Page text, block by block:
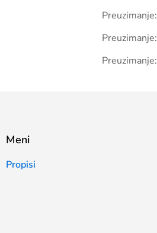
Preuzimanje:
Preuzimanje:
Preuzimanje:
Meni
Propisi